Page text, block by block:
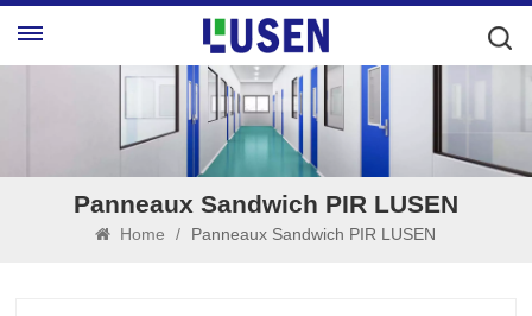
Panneaux Sandwich PIR LUSEN
Home / Panneaux Sandwich PIR LUSEN